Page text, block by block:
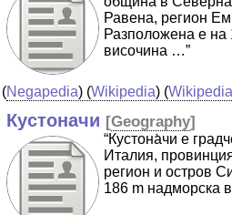
Равена, регион
Разположена е на
височина …”
(Negapedia) (Wikipedia) (
Кустоначи [Geography]
“Кустона̀чи е
Италия,
регион и остров
186 m надморска